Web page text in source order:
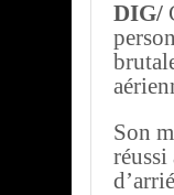
DIG/
Son
réussi